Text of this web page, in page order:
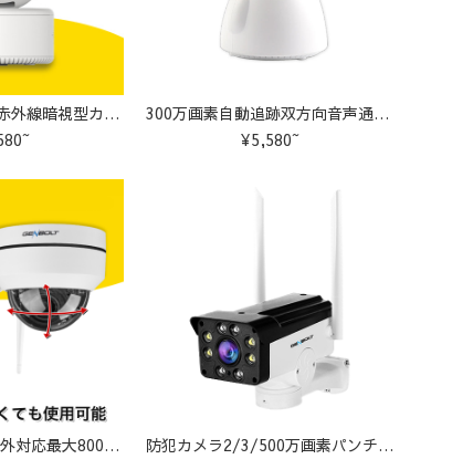
300万画素屋内用赤外線暗視型カメラ Z-A2
300万画素自動追跡双方向音声通信機能搭載 Z-A3
¥5,580~
ドーム型カメラ屋外対応最大800万画素赤外線搭載カメラ S-GB206
防犯カメラ2/3/500万画素パンチルト対応AI検知機能搭載 C-GB212